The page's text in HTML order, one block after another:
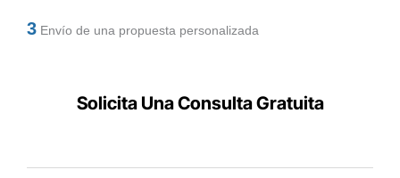
3 Envío de una propuesta personalizada
Solicita Una Consulta Gratuita